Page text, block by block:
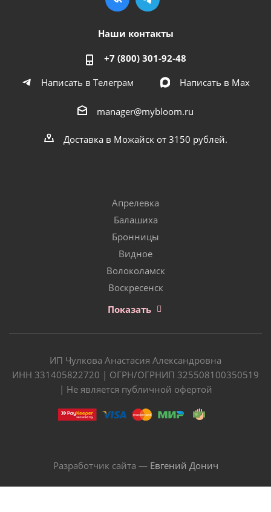
Наши контакты
+7 (800) 301-92-48
Написать в Телеграм
Написать в Мах
manager@mybloom.ru
Доставка в Можайск от 3150 рублей.
Апрелевка
Балашиха
Бронницы
Видное
Волоколамск
Воскресенск
Показать
ИП Чулкова Анастасия Александровна
ИНН 331405822720 | ОГРН/ОГРНИП 325508100350519
| Не является публичной офертой
Разработчик сайта — Евгений Донич